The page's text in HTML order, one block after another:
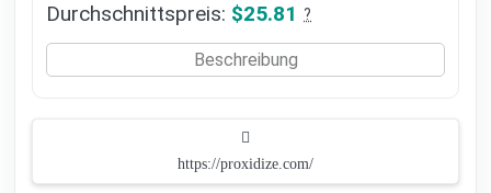
Durchschnittspreis: $25.81 ?
Beschreibung
https://proxidize.com/